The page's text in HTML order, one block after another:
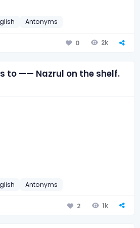
Antonyms
0 2k
to —— Nazrul on the shelf.
Antonyms
2 1k